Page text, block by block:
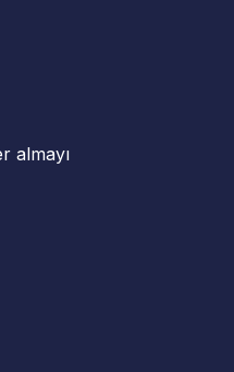
almayı